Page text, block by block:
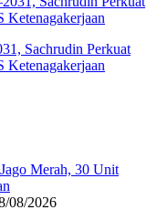
Sachrudin Perkuat
Ketenagakerjaan
08/2026